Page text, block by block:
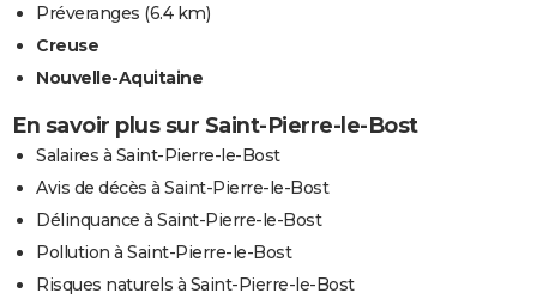
Préveranges (6.4 km)
Creuse
Nouvelle-Aquitaine
En savoir plus sur Saint-Pierre-le-Bost
Salaires à Saint-Pierre-le-Bost
Avis de décès à Saint-Pierre-le-Bost
Délinquance à Saint-Pierre-le-Bost
Pollution à Saint-Pierre-le-Bost
Risques naturels à Saint-Pierre-le-Bost